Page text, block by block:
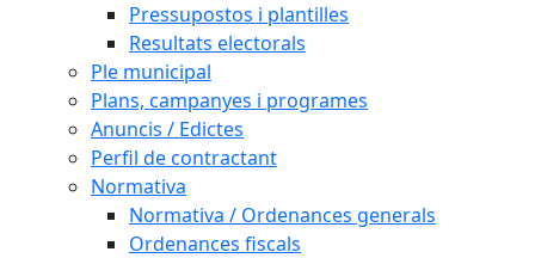
Pressupostos i plantilles
Resultats electorals
Ple municipal
Plans, campanyes i programes
Anuncis / Edictes
Perfil de contractant
Normativa
Normativa / Ordenances generals
Ordenances fiscals